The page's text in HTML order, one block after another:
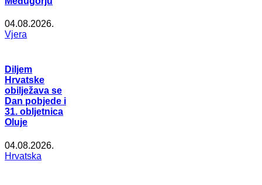
04.08.2026.
Vjera
Diljem
Hrvatske
obilježava se
Dan pobjede i
31. obljetnica
Oluje
04.08.2026.
Hrvatska